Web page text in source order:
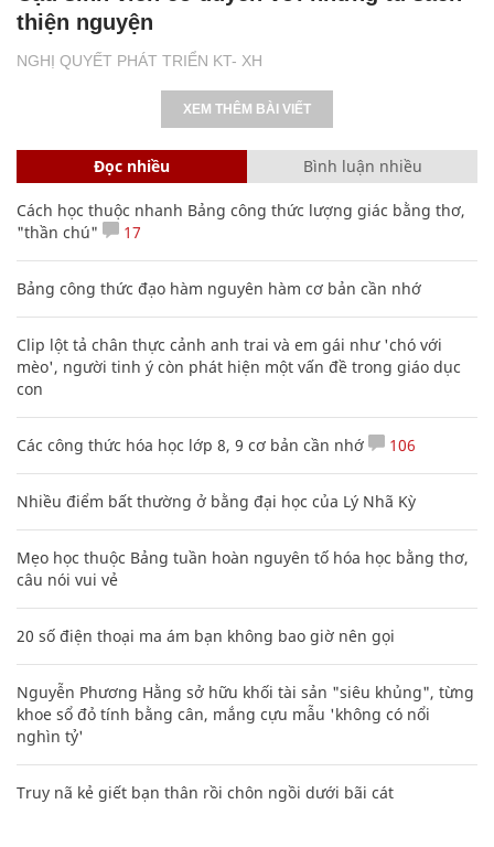
NGHỊ QUYẾT PHÁT TRIỂN KT- XH
thiện nguyện
XEM THÊM BÀI VIẾT
Đọc nhiều Bình luận nhiều
Cách học thuộc nhanh Bảng công thức lượng giác bằng thơ,
"thần chú"
17
Bảng công thức đạo hàm nguyên hàm cơ bản cần nhớ
Clip lột tả chân thực cảnh anh trai và em gái như 'chó với
mèo', người tinh ý còn phát hiện một vấn đề trong giáo dục
con
Các công thức hóa học lớp 8, 9 cơ bản cần nhớ 106
Nhiều điểm bất thường ở bằng đại học của Lý Nhã Kỳ
Mẹo học thuộc Bảng tuần hoàn nguyên tố hóa học bằng thơ,
câu nói vui vẻ
20 số điện thoại ma ám bạn không bao giờ nên gọi
Nguyễn Phương Hằng sở hữu khối tài sản "siêu khủng", từng
khoe sổ đỏ tính bằng cân, mắng cựu mẫu 'không có nổi
nghìn tỷ'
Truy nã kẻ giết bạn thân rồi chôn ngồi dưới bãi cát